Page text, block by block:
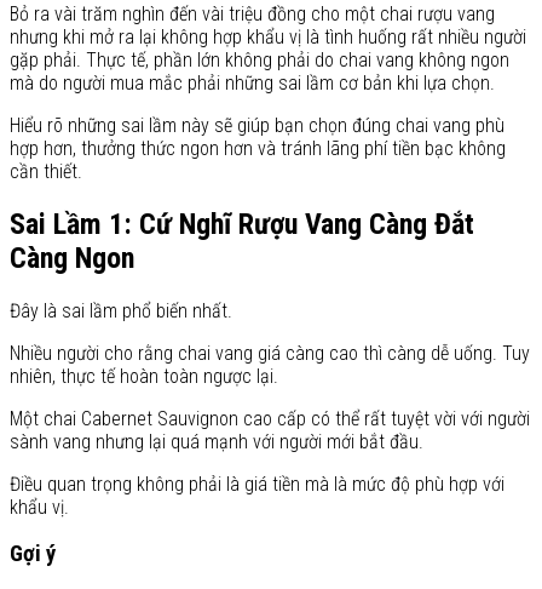
Bỏ ra vài trăm nghìn đến vài triệu đồng cho một chai rượu vang
nhưng khi mở ra lại không hợp khẩu vị là tình huống rất nhiều người
gặp phải. Thực tế, phần lớn không phải do chai vang không ngon
mà do người mua mắc phải những sai lầm cơ bản khi lựa chọn.
Hiểu rõ những sai lầm này sẽ giúp bạn chọn đúng chai vang phù
hợp hơn, thưởng thức ngon hơn và tránh lãng phí tiền bạc không
cần thiết.
Sai Lầm 1: Cứ Nghĩ Rượu Vang Càng Đắt
Càng Ngon
Đây là sai lầm phổ biến nhất.
Nhiều người cho rằng chai vang giá càng cao thì càng dễ uống. Tuy
nhiên, thực tế hoàn toàn ngược lại.
Một chai Cabernet Sauvignon cao cấp có thể rất tuyệt vời với người
sành vang nhưng lại quá mạnh với người mới bắt đầu.
Điều quan trọng không phải là giá tiền mà là mức độ phù hợp với
khẩu vị.
Gợi ý